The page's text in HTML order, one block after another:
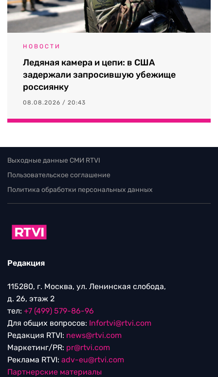
НОВОСТИ
Ледяная камера и цепи: в США
задержали запросившую убежище
россиянку
08.08.2026 / 20:43
Выходные данные СМИ RTVI
Пользовательское соглашение
Политика обработки персональных данных
Редакция
115280, г. Москва, ул. Ленинская слобода,
д. 26, этаж 2
тел: +7 (499) 579-86-96
Для общих вопросов: Infortvi@rtvi.com
Редакция RTVI: news@rtvi.com
Маркетинг/PR: pr@rtvi.com
Реклама RTVI: adv-eu@rtvi.com
Партнерские материалы